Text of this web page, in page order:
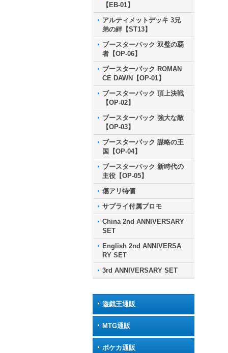
【EB-01】
アルティメットデッキ 3兄
弟の絆【ST13】
ブースターパック 双璧の覇
者【OP-06】
ブースターパック ROMAN
CE DAWN【OP-01】
ブースターパック 頂上決戦
【OP-02】
ブースターパック 強大な敵
【OP-03】
ブースターパック 謀略の王
国【OP-04】
ブースターパック 新時代の
主役【OP-05】
傷アリ特価
サプライ付属プロモ
China 2nd ANNIVERSARY
SET
English 2nd ANNIVERSA
RY SET
3rd ANNIVERSARY SET
遊戯王通販
MTG通販
ポケカ通販